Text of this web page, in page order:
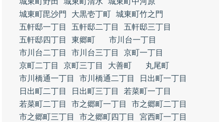
城東町毘沙門
大黒壱丁町 城東町竹之門
五軒邸一丁目
五軒邸二丁目
五軒邸三丁目
五軒邸四丁目
東郷町
市川台一丁目
市川台二丁目
市川台三丁目
京町一丁目
京町二丁目
京町三丁目 大善町
丸尾町
市川橋通一丁目
市川橋通二丁目
日出町一丁目
日出町二丁目
日出町三丁目
若菜町一丁目
若菜町二丁目
市之郷町一丁目
市之郷町二丁目
市之郷町三丁目
市之郷町四丁目
宮西町一丁目